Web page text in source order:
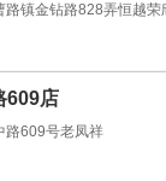
路镇金钻路828弄恒越
609店
路609号老凤祥